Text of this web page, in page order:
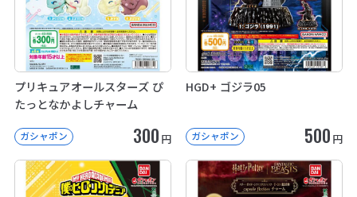
プリキュアオールスターズ ぴ
たっとなかよしチャーム
ガシャポン 300 円
HGD+ ゴジラ05
ガシャポン 500 円